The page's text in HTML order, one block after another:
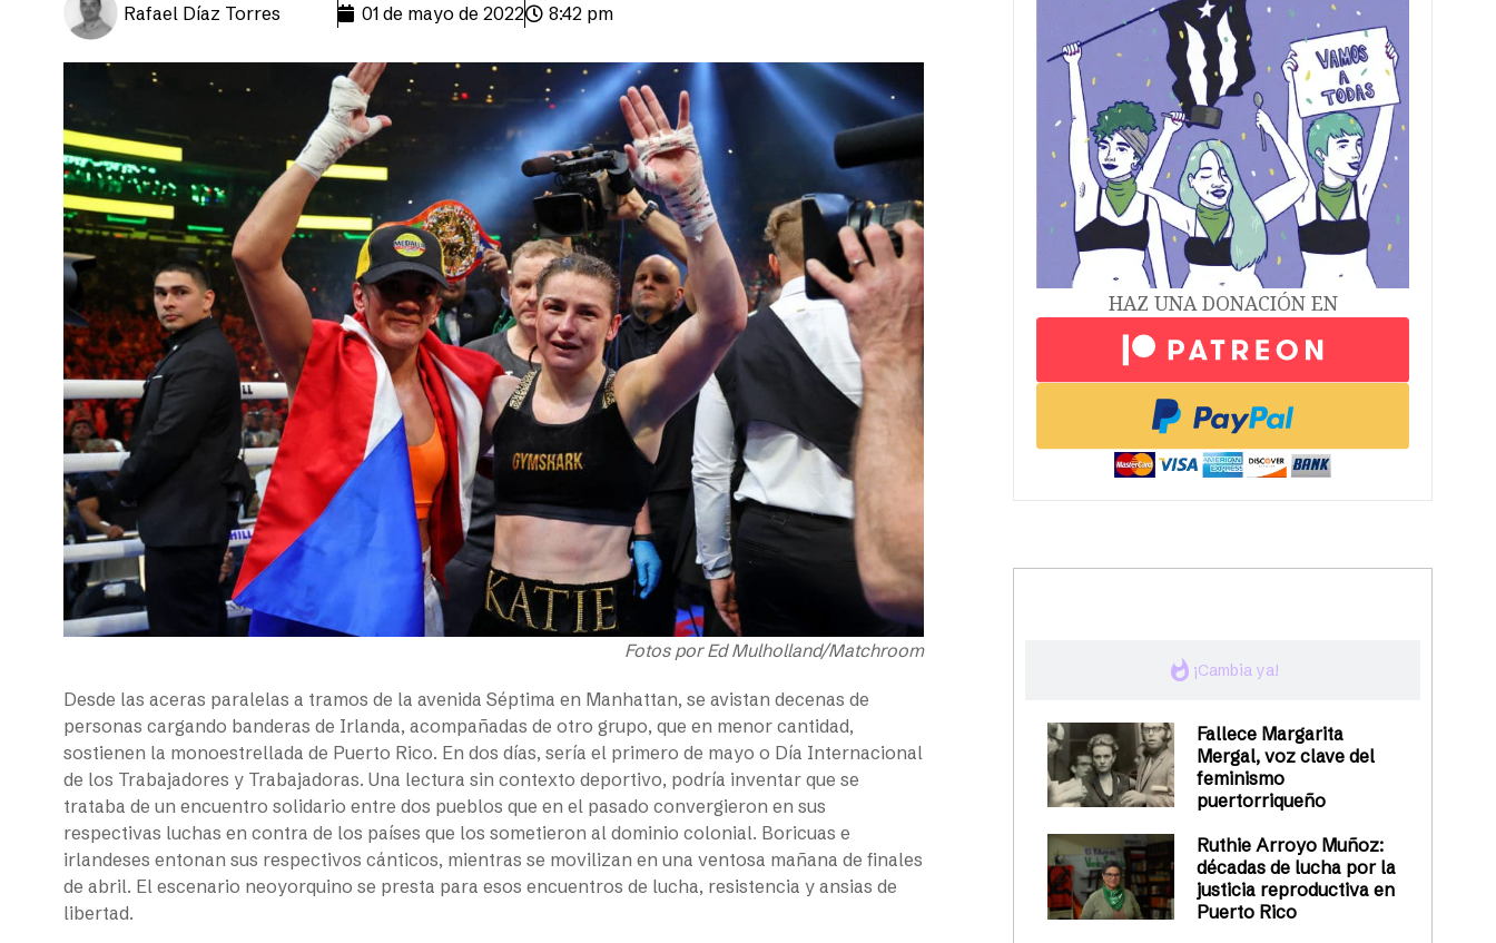
Rafael Díaz Torres 01 de mayo de 2022 8:42 pm
Fotos por Ed Mulholland/Matchroom
Desde las aceras paralelas a tramos de la avenida Séptima en Manhattan, se avistan decenas de
personas cargando banderas de Irlanda, acompañadas de otro grupo, que en menor cantidad,
sostienen la monoestrellada de Puerto Rico. En dos días, sería el primero de mayo o Día Internacional
de los Trabajadores y Trabajadoras. Una lectura sin contexto deportivo, podría inventar que se
trataba de un encuentro solidario entre dos pueblos que en el pasado convergieron en sus
respectivas luchas en contra de los países que los sometieron al dominio colonial. Boricuas e
irlandeses entonan sus respectivos cánticos, mientras se movilizan en una ventosa mañana de finales
de abril. El escenario neoyorquino se presta para esos encuentros de lucha, resistencia y ansias de
libertad.
HAZ UNA DONACIÓN EN
whatshot ¡Cambia ya!
Fallece Margarita
Mergal, voz clave del
feminismo
puertorriqueño
Ruthie Arroyo Muñoz:
décadas de lucha por la
justicia reproductiva en
Puerto Rico